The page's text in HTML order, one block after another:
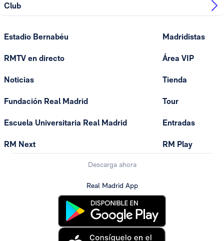
Club
Estadio Bernabéu
RMTV en directo
Noticias
Fundación Real Madrid
Escuela Universitaria Real Madrid
RM Next
Madridistas
Área VIP
Tienda
Tour
Entradas
RM Play
Descarga ahora
Real Madrid App